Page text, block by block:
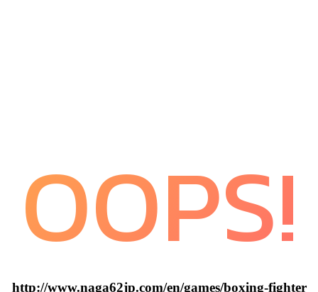
OOPS!
http://www.naga62jp.com/en/games/boxing-fighter